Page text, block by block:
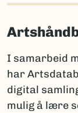
I samarbeid
har
digital
mulig å lære